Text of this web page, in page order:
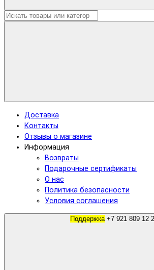
Доставка
Контакты
Отзывы о магазине
Информация
Возвраты
Подарочные сертификаты
О нас
Политика безопасности
Условия соглашения
Поддержка